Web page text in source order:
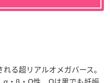
る超リアルオメガバース。